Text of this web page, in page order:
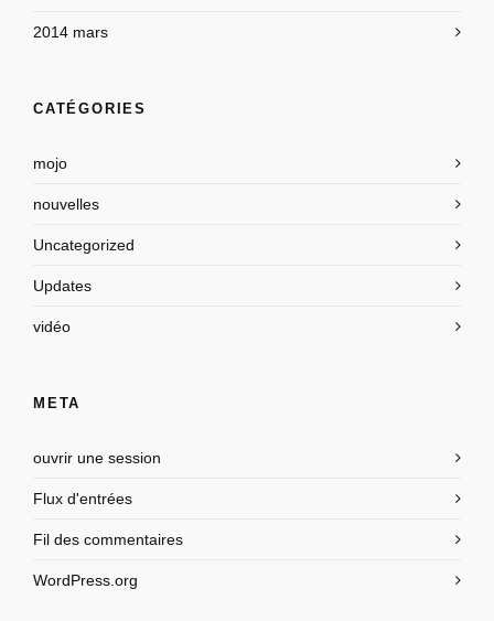
2014 mars
CATÉGORIES
mojo
nouvelles
Uncategorized
Updates
vidéo
META
ouvrir une session
Flux d'entrées
Fil des commentaires
WordPress.org